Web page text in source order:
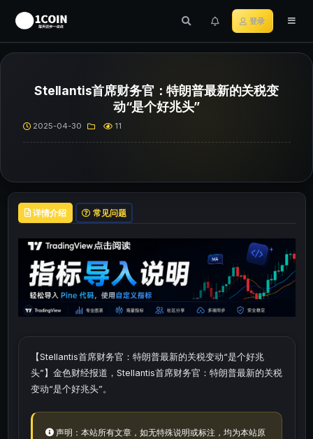
登录
Stellantis首席财务官：特朗普最新的关税变
动“是个好兆头”
2025-04-30 11
详情介绍 常见问题
【Stellantis首席财务官：特朗普最新的关税变动“是个好兆
头”】金色财经报道，Stellantis首席财务官：特朗普最新的关税
变动“是个好兆头”。
声明：本站所有文章，如无特殊说明或标注，均为本站原